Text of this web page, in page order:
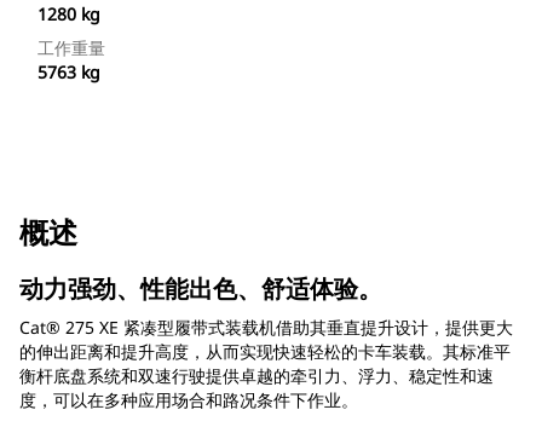
1280 kg
工作重量
5763 kg
概述
动力强劲、性能出色、舒适体验。
Cat® 275 XE 紧凑型履带式装载机借助其垂直提升设计，提供更大
的伸出距离和提升高度，从而实现快速轻松的卡车装载。其标准平
衡杆底盘系统和双速行驶提供卓越的牵引力、浮力、稳定性和速
度，可以在多种应用场合和路况条件下作业。